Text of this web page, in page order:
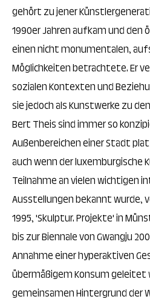
gehört zu jener
1990er Jahren aufkam und den
einen nicht monumentalen,
Möglichkeiten betrachtete. Er
sozialen Kontexten und
sie jedoch als Kunstwerke zu
Bert Theis sind immer so
Außenbereichen einer Stadt
auch wenn der luxemburgische
Teilnahme an vielen wichtigen
Ausstellungen bekannt wurde,
1995, 'Skulptur. Projekte' in
bis zur Biennale von Gwangju
Annahme einer hyperaktiven
übermäßigem Konsum geleitet
gemeinsamen Hintergrund der